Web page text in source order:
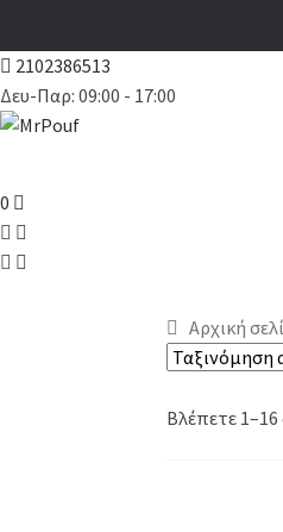
2102386513
Δευ-Παρ: 09:00 - 17:00
0
Αρχική
Βλέπετε